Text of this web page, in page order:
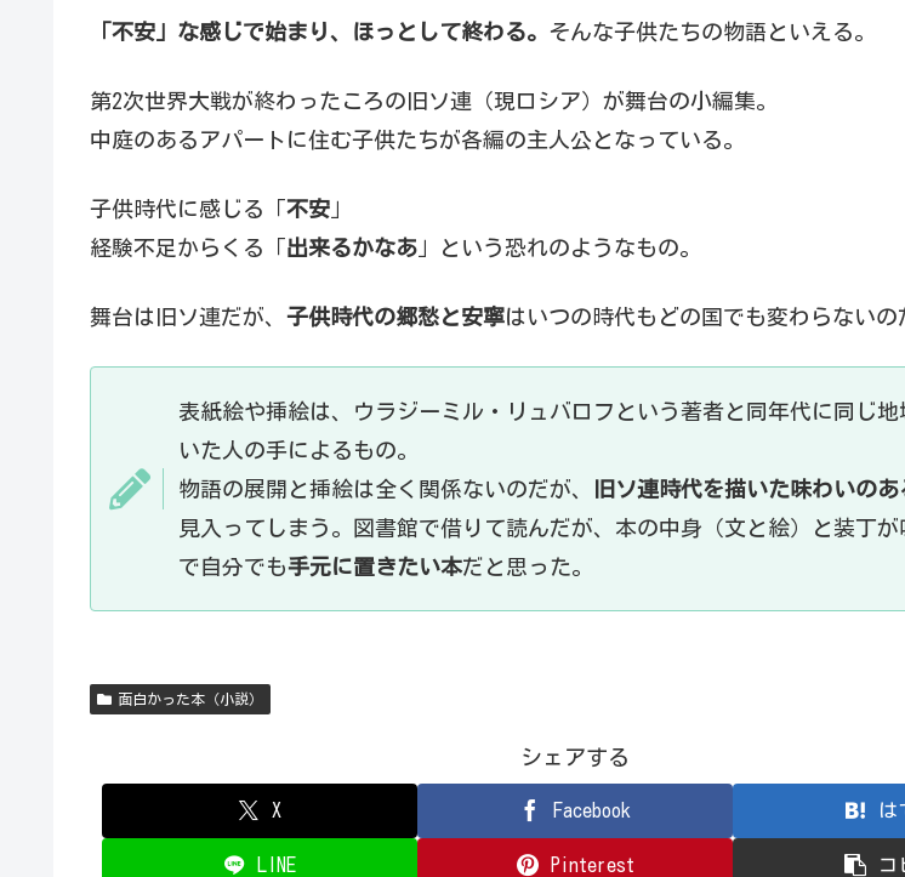
「不安」な感じで始まり、ほっとして終わる。 そんな子供たちの物語といえる。
第2次世界大戦が終わったころの旧ソ連（現ロシア）が舞台の小編集。
中庭のあるアパートに住む子供たちが各編の主人公となっている。
子供時代に感じる「不安 」
経験不足からくる「出来るかなあ 」という恐れのようなもの。
舞台は旧ソ連だが、 子供時代の郷愁と安寧はいつの時代もどの国でも変わらないの
表紙絵や挿絵は、ウラジーミル・リュバロフという著者と同年代に同じ地
いた人の手によるもの。
物語の展開と挿絵は全く関係ないのだが、
旧ソ連時代を描いた味わいのあ
見入ってしまう。図書館で借りて読んだが、本の中身（文と絵）と装丁が
で自分でも手元に置きたい本だと思った。
面白かった本（小説）
シェアする
X Facebook は
LINE Pinterest コ